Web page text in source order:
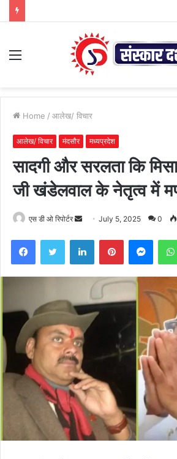
Menu
Home / आलेख/ विचार
आलेख/ विचार मंदसौर मध्यप्रदेश
सादगी और सरलता कि
जी खंडेलवाल के नेतृत्व में
एस डी ओ रिपोर्टर
Send July 5, 2025 0
FacebookTwitter LinkedInPinterest